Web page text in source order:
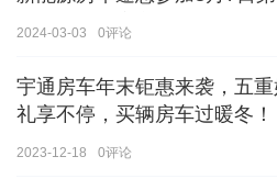
届郑州国际房车展
2024-03-03 0评论
宇通房车年末钜惠来袭，五
礼享不停，买辆房车过暖冬！
2023-12-18 0评论